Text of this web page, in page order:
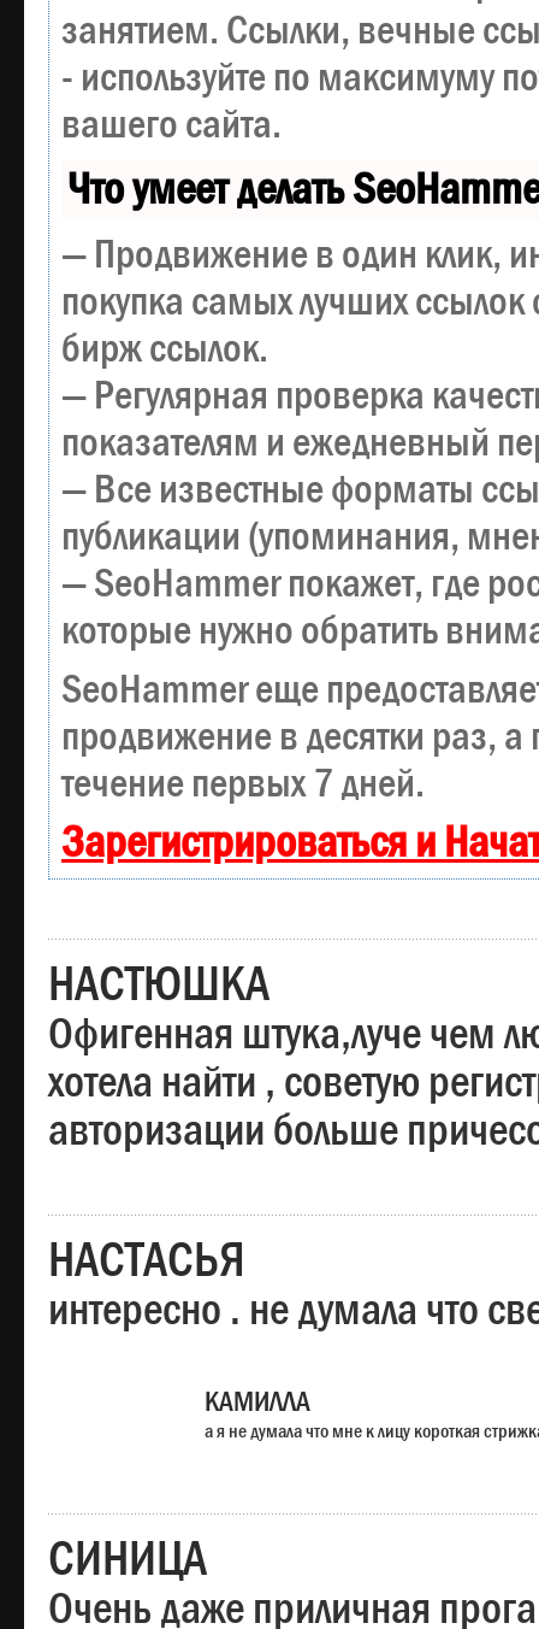
занятием. Ссылки, вечные
- используйте по максимуму
вашего сайта.
Что умеет делать
— Продвижение в один клик,
покупка самых лучших ссылок
бирж ссылок.
— Регулярная проверка
показателям и ежедневный
— Все известные форматы
публикации (упоминания,
— SeoHammer покажет, где
которые нужно обратить
SeoHammer еще
продвижение в десятки раз, а
течение первых 7 дней.
Зарегистрироваться и
НАСТЮШКА
Офигенная штука,луче чем
хотела найти , советую
авторизации больше
НАСТАСЬЯ
интересно . не думала что
КАМИЛЛА
а я не думала что мне к лицу короткая
СИНИЦА
Очень даже приличная